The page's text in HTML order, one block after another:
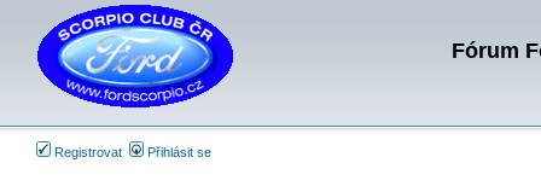
Fórum
Registrovat Přihlásit se